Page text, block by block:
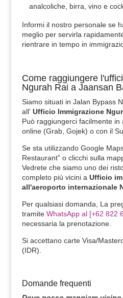
analcoliche, birra, vino e
Informi il nostro personale se
meglio per servirla
rientrare in tempo in
Come raggiungere
Ngurah Rai a Jaansan
Siamo situati in Jalan Bypass
all' Ufficio Immigrazione
Può raggiungerci facilmente
online (Grab, Gojek) o con il
Se sta utilizzando Google
Restaurant” o clicchi sulla
Vedrete che siamo uno dei
completo più vicini a Ufficio
all'aeroporto internazionale
Per qualsiasi domanda, La
tramite WhatsApp al [+62 822
necessaria la prenotazione.
Si accettano carte Visa/
(IDR).
Domande frequenti